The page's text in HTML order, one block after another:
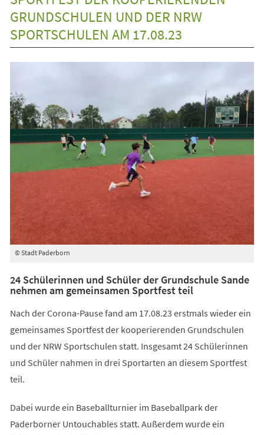
GRUNDSCHULEN UND DER NRW
SPORTSCHULEN AM 17.08.23
© Stadt Paderborn
24 Schülerinnen und Schüler der Grundschule Sande
nehmen am gemeinsamen Sportfest teil
Nach der Corona-Pause fand am 17.08.23 erstmals wieder ein
gemeinsames Sportfest der kooperierenden Grundschulen
und der NRW Sportschulen statt. Insgesamt 24 Schülerinnen
und Schüler nahmen in drei Sportarten an diesem Sportfest
teil.
Dabei wurde ein Baseballturnier im Baseballpark der
Paderborner Untouchables statt. Außerdem wurde ein